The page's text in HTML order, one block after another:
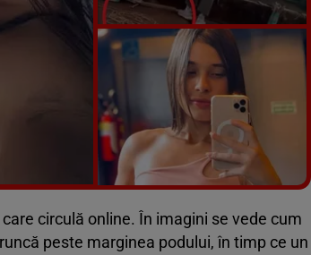
Vezi galeria foto
6 poze
circulă online. În imagini se vede cum
peste marginea podului, în timp ce un